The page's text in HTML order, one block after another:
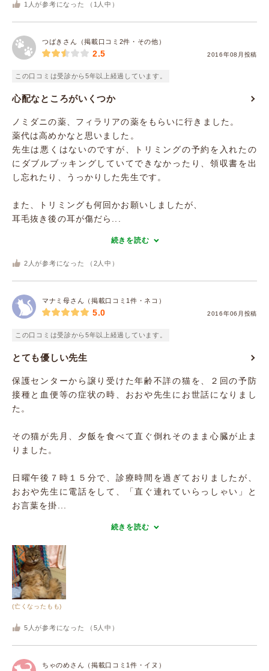
1 人が参考になった （ 1 人中）
つばきさん（掲載口コミ2件・その他）
2016年08月投稿
2.5
この口コミは受診から5年以上経過しています。
心配なところがいくつか
ノミダニの薬、フィラリアの薬をもらいに行きました。
薬代は高めかなと思いました。
先生は悪くはないのですが、トリミングの予約を入れたの
にダブルブッキングしていてできなかったり、領収書を出
し忘れたり、うっかりした先生です。
また、トリミングも何回かお願いしましたが、
耳毛抜き後の耳が傷だら...
続きを読む
2 人が参考になった （ 2 人中）
マナミ母さん（掲載口コミ1件・ネコ）
2016年06月投稿
5.0
この口コミは受診から5年以上経過しています。
とても優しい先生
保護センターから譲り受けた年齢不詳の猫を、２回の予防
接種と血便等の症状の時、おおや先生にお世話になりまし
た。
その猫が先月、夕飯を食べて直ぐ倒れそのまま心臓が止ま
りました。
日曜午後７時１５分で、診療時間を過ぎておりましたが、
おおや先生に電話をして、「直ぐ連れていらっしゃい」と
お言葉を掛...
続きを読む
(亡くなったもも)
5 人が参考になった （ 5 人中）
ちゃのめさん（掲載口コミ1件・イヌ）